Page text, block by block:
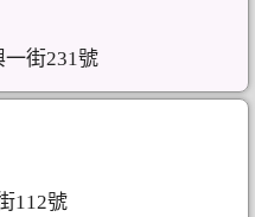
街231號
112號